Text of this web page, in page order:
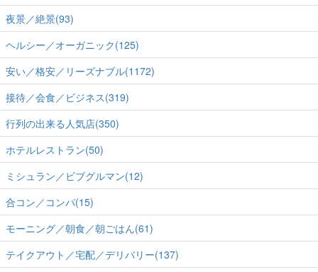
夜景／絶景(93)
ヘルシー／オーガニック(125)
安い／格安／リーズナブル(1172)
接待／会食／ビジネス(319)
行列の出来る人気店(350)
ホテルレストラン(50)
ミシュラン／ビブグルマン(12)
合コン／コンパ(15)
モーニング／朝食／朝ごはん(61)
テイクアウト／宅配／デリバリー(137)